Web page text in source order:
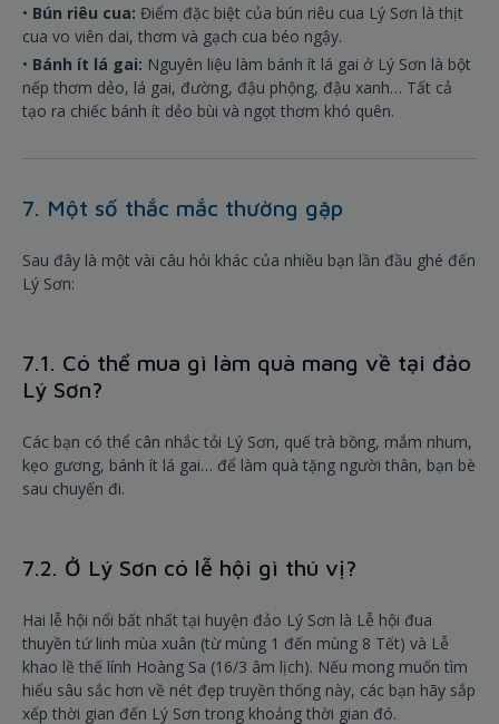
• Bún riêu cua: Điểm đặc biệt của bún riêu cua Lý Sơn là thịt
cua vo viên dai, thơm và gạch cua béo ngậy.
• Bánh ít lá gai: Nguyên liệu làm bánh ít lá gai ở Lý Sơn là bột
nếp thơm dẻo, lá gai, đường, đậu phộng, đậu xanh… Tất cả
tạo ra chiếc bánh ít dẻo bùi và ngọt thơm khó quên.
7. Một số thắc mắc thường gặp
Sau đây là một vài câu hỏi khác của nhiều bạn lần đầu ghé đến
Lý Sơn:
7.1. Có thể mua gì làm quà mang về tại đảo
Lý Sơn?
Các bạn có thể cân nhắc tỏi Lý Sơn, quế trà bồng, mắm nhum,
kẹo gương, bánh ít lá gai… để làm quà tặng người thân, bạn bè
sau chuyến đi.
7.2. Ở Lý Sơn có lễ hội gì thú vị?
Hai lễ hội nổi bất nhất tại huyện đảo Lý Sơn là Lễ hội đua
thuyền tứ linh mùa xuân (từ mùng 1 đến mùng 8 Tết) và Lễ
khao lề thế lính Hoàng Sa (16/3 âm lịch). Nếu mong muốn tìm
hiểu sâu sắc hơn về nét đẹp truyền thống này, các bạn hãy sắp
xếp thời gian đến Lý Sơn trong khoảng thời gian đó.